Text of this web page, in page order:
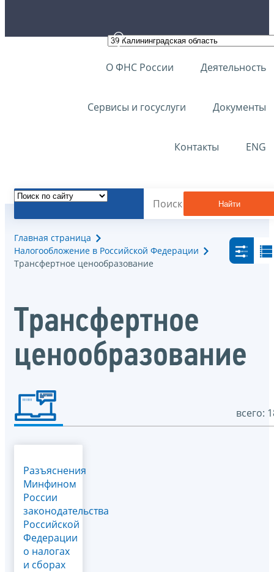
О ФНС России Деятельность
Сервисы и госуслуги Документы
Контакты ENG
Найти
Главная страница
Налогообложение в Российской Федерации
Трансфертное ценообразование
Трансфертное
ценообразование
всего:
Разъяснения
Минфином
России
законодательства
Российской
Федерации
о налогах
и сборах